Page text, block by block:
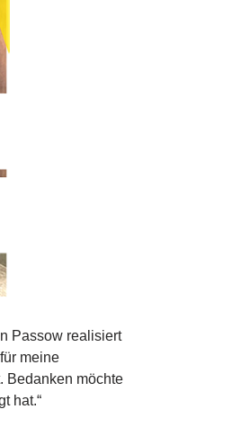
Passow realisiert
meine
Bedanken möchte
hat.“